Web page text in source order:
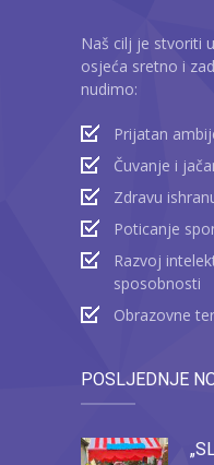
Naš cilj je stvoriti
osjeća sretno i
nudimo:
Prijatan
Čuvanje i
Zdravu
Poticanje
Razvoj
sposobnosti
Obrazovne
POSLJEDNJE